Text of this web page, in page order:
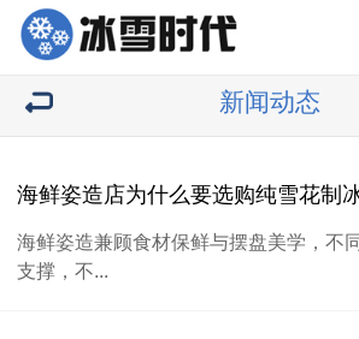
新闻动态
海鲜姿造店为什么要选购纯雪花制
海鲜姿造兼顾食材保鲜与摆盘美学，不
支撑，不...